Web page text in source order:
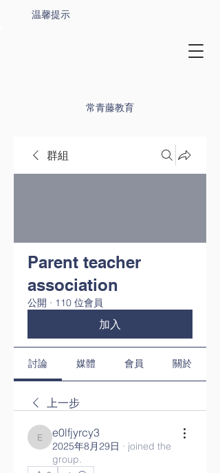
常青藤教育
温馨提示
群組
Parent teacher
association
公開 · 110 位會員
加入
討論 媒體 會員 關於
上一步
e0lfjyrcy3
e0lfjyrcy3
2025年8月29日 · joined the
group.